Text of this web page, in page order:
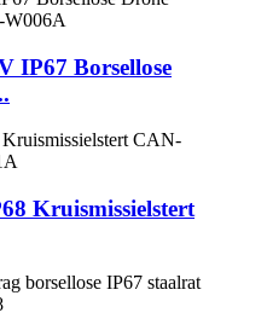
IP67 Borsellose
Kruismissielstert